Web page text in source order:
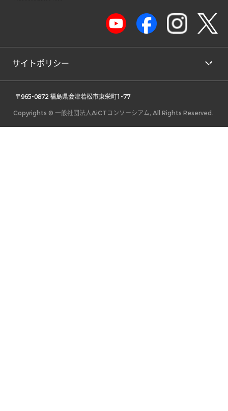
サイトポリシー
〒965-0872 福島県会津若松市東栄町1-77
Copyrights © 一般社団法人AiCTコンソーシアム, All Rights Reserved.